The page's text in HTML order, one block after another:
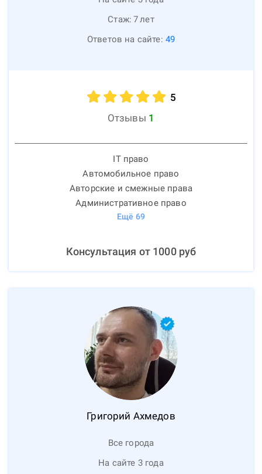
Стаж: 7лет
Ответов на сайте: 49
5
Отзывы 1
IT право
Автомобильное право
Авторские и смежные права
Административное право
Ещё 69
Консультация от 1000руб
Григорий Ахмедов
Все города
На сайте 3 года